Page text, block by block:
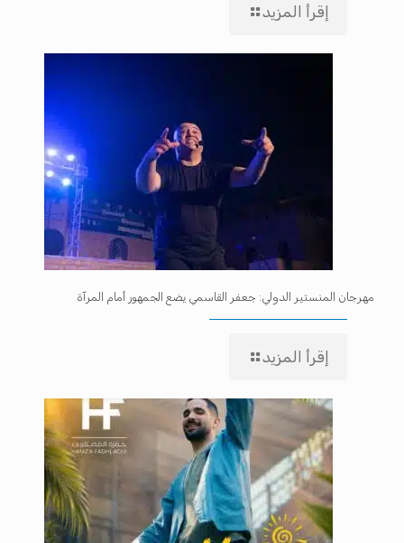
إقرأ المزيد
مهرجان المنستير الدولي: جعفر القاسمي يضع الجمهور أمام المرآة
إقرأ المزيد